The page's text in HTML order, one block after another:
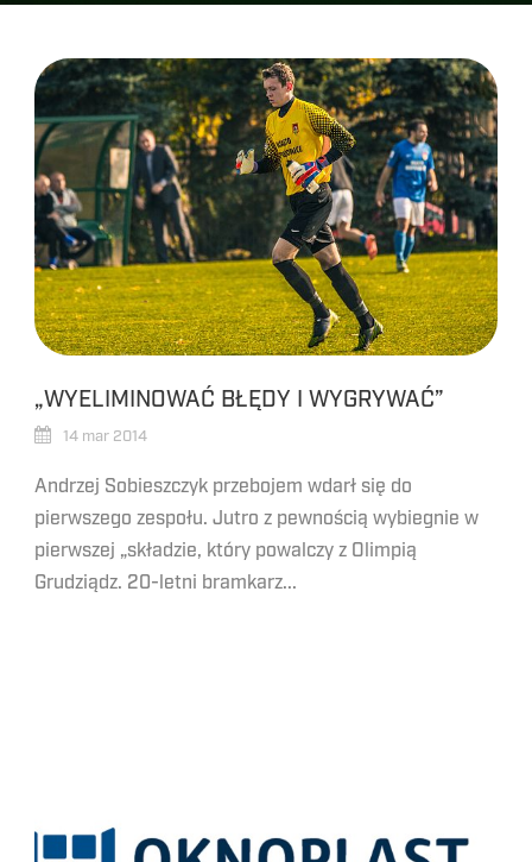
„WYELIMINOWAĆ BŁĘDY I WYGRYWAĆ”
14 mar 2014
Andrzej Sobieszczyk przebojem wdarł się do
pierwszego zespołu. Jutro z pewnością wybiegnie w
pierwszej „składzie, który powalczy z Olimpią
Grudziądz. 20-letni bramkarz...